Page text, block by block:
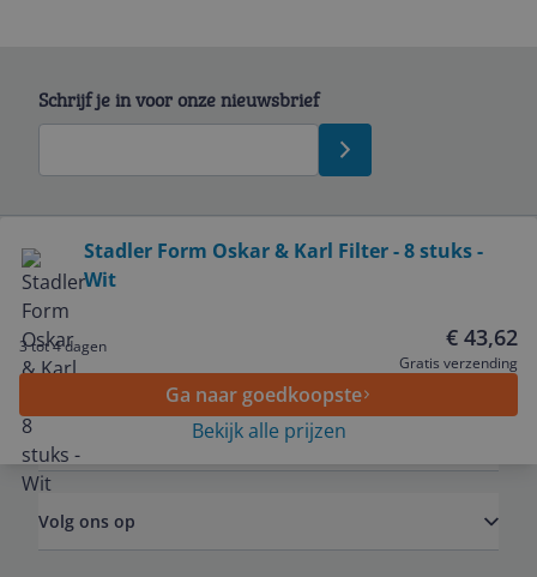
Stadler Form Oskar & Karl Filter - 8 stuks -
Wit
3 tot 4 dagen € 43,62
Gratis verzending
Ga naar goedkoopste
Bekijk alle prijzen
Schrijf je in voor onze nieuwsbrief
Service
Algemeen
Zakelijk
Volg ons op